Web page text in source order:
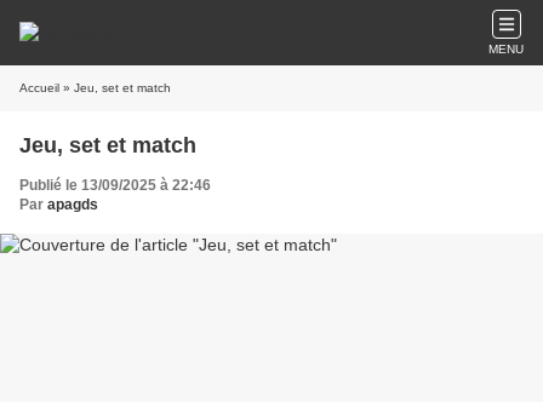
MENU
Accueil » Jeu, set et match
Jeu, set et match
Publié le 13/09/2025 à 22:46
Par apagds